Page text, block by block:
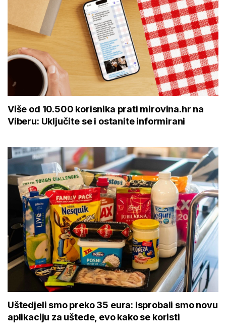
Više od 10.500 korisnika prati mirovina.hr na
Viberu: Uključite se i ostanite informirani
Uštedjeli smo preko 35 eura: Isprobali smo novu
aplikaciju za uštede, evo kako se koristi